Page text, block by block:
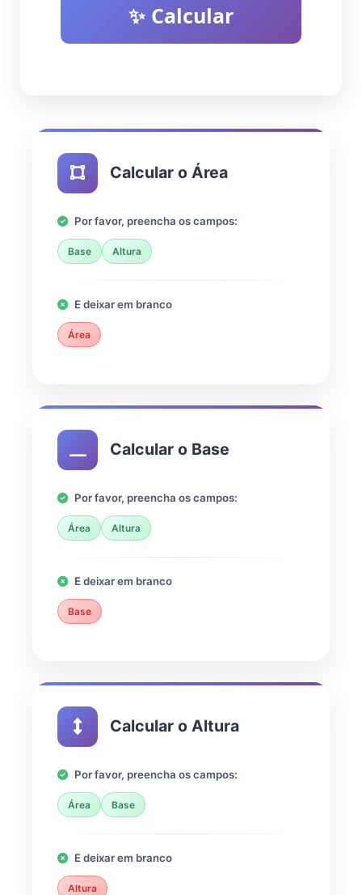
✨ Calcular
Calcular o Área
Por favor, preencha os campos:
Base Altura
E deixar em branco
Área
Calcular o Base
Por favor, preencha os campos:
Área Altura
E deixar em branco
Base
Calcular o Altura
Por favor, preencha os campos:
Área Base
E deixar em branco
Altura